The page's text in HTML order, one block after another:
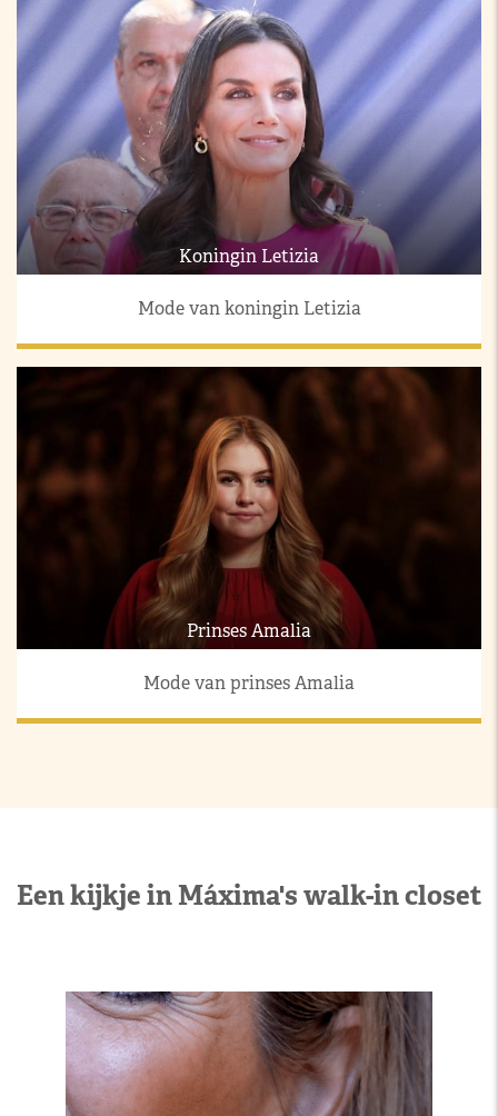
Koningin Letizia
Mode van koningin Letizia
Prinses Amalia
Mode van prinses Amalia
Een kijkje in Máxima's walk-in closet